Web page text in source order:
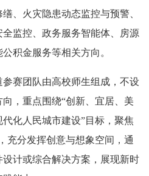
、火灾隐患动态监控与预警、
监控、政务服务智能体、房源
积金服务等相关方向。
参赛团队由高校师生组成，不设
，重点围绕“创新、宜居、美
化人民城市建设”目标，聚焦
充分发挥创意与想象空间，通
计或综合解决方案，展现新时